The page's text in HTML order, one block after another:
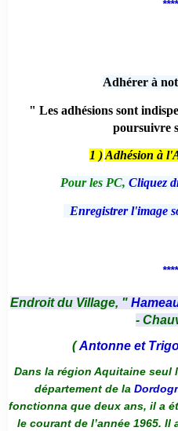
Adhérer à
" Les adhésions sont
poursuivre
1 ) Adhésion à
Pour les PC, Cliquez
Enregistrer l'image
Endroit du Village, "
-
(Antonne et
Dans la région Aquitaine seul
département de la
fonctionna que deux ans, il a
le courant de l’année 1965.